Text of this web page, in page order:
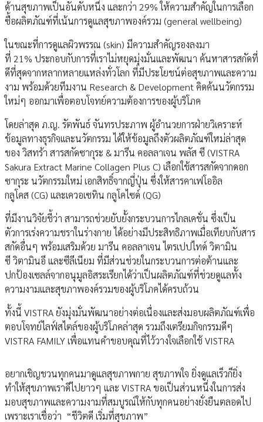
ด้านสุขภาพเป็นอันดับหนึ่ง และกว่า 29% ให้ความสำคัญในการเลือก
ซื้อผลิตภัณฑ์ที่เน้นการดูแลสุขภาพองค์รวม (general wellbeing)
ในขณะที่การดูแลผิวพรรณ (skin) มีความสำคัญรองลงมา
ที่ 21% ประกอบกับการที่เราไม่หยุดมุ่งมั่นและพัฒนา ค้นหาสารสกัดที่
ดีที่สุดจากหลากหลายแหล่งทั่วโลก ที่มีประโยชน์ต่อสุขภาพและความ
งาม พร้อมด้วยทีมงาน Research & Development คิดค้นนวัตกรรม
ใหม่ๆ ออกมาเพื่อตอบโจทย์ความต้องการของผู้บริโภค
โดยล่าสุด ภ.ญ. รัตพันธ์ จันทรประภาพ ผู้อำนวยการฝ่ายวิเคราะห์
ข้อมูลทางธุรกิจเเละนวัตกรรม ได้ให้ข้อมูลถึงตัวผลิตภัณฑ์ใหม่ล่าสุด
ของ วิสทร้า สารสกัดซากุระ & มารีน คอลลาเจน พลัส ซี (VISTRA
Sakura Extract Marine Collagen Plus C) เลือกใช้สารสกัดจากดอก
ซากุระ นวัตกรรมใหม่ เอกสิทธิ์จากญี่ปุ่น ซึ่งให้สารคาเฟโออิล
กลูโคส (CG) และเควอเซทิน กลูโคไซด์ (QG)
ที่มีงานวิจัยชี้ว่า สามารถช่วยยับยั้งกระบวนการไกลเคชั่น ซึ่งเป็น
ตัวการเร่งความชราในร่างกาย ได้อย่างมีประสิทธิภาพเมื่อเทียบกับสาร
สกัดอื่นๆ พร้อมเสริมด้วย มารีน คอลลาเจน ไตรเปปไทด์ วิตามิน
ซี วิตามินอี และซีลีเนียม ที่มีส่วนช่วยในกระบวนการต่อต้านและ
ปกป้องเซลล์จากอนุมูลอิสระเรียกได้ว่าเป็นผลิตภัณฑ์ที่ช่วยดูแลทั้ง
ความงามและสุขภาพองค์รวมของผู้บริโภคได้ครบถ้วน
ทั้งนี้ VISTRA ยังมุ่งมั่นพัฒนาอย่างต่อเนื่องและส่งมอบผลิตภัณฑ์เพื่อ
ตอบโจทย์ไลฟ์สไตล์ของผู้บริโภคล่าสุด รวมถึงเตรียมกิจกรรมดีๆ
VISTRA FAMILY เพื่อแทนคำขอบคุณที่ไว้วางใจเลือกใช้ VISTRA
อยากเชิญชวนทุกคนมาดูแลสุขภาพกาย สุขภาพใจ ยิ่งดูแลเร็วก็ยิ่ง
ทำให้สุขภาพเราดีไปยาวๆ และ VISTRA ขอเป็นส่วนหนึ่งในการส่ง
มอบสุขภาพและความงามที่สมบูรณ์ให้กับทุกคนอย่างยั่งยืนตลอดไป
เพราะเราเชื่อว่า “ชีวิตดี เริ่มที่สุขภาพ”